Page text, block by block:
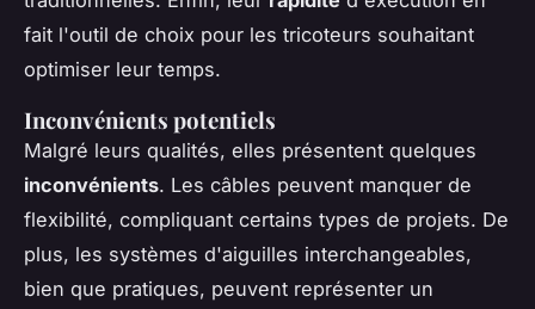
fait l'outil de choix pour les tricoteurs souhaitant
optimiser leur temps.
Inconvénients potentiels
Malgré leurs qualités, elles présentent quelques
inconvénients. Les câbles peuvent manquer de
flexibilité, compliquant certains types de projets. De
plus, les systèmes d'aiguilles interchangeables,
bien que pratiques, peuvent représenter un